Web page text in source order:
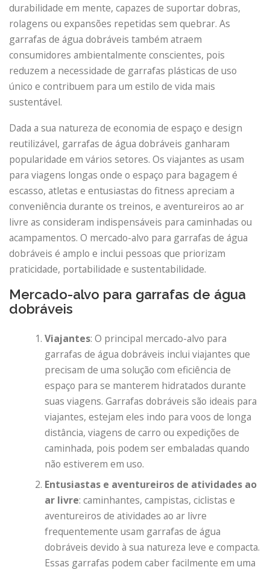
durabilidade em mente, capazes de suportar dobras,
rolagens ou expansões repetidas sem quebrar. As
garrafas de água dobráveis ​​também atraem
consumidores ambientalmente conscientes, pois
reduzem a necessidade de garrafas plásticas de uso
único e contribuem para um estilo de vida mais
sustentável.
Dada a sua natureza de economia de espaço e design
reutilizável, garrafas de água dobráveis ​​ganharam
popularidade em vários setores. Os viajantes as usam
para viagens longas onde o espaço para bagagem é
escasso, atletas e entusiastas do fitness apreciam a
conveniência durante os treinos, e aventureiros ao ar
livre as consideram indispensáveis ​​para caminhadas ou
acampamentos. O mercado-alvo para garrafas de água
dobráveis ​​é amplo e inclui pessoas que priorizam
praticidade, portabilidade e sustentabilidade.
Mercado-alvo para garrafas de água
dobráveis
Viajantes: O principal mercado-alvo para
garrafas de água dobráveis ​​inclui viajantes que
precisam de uma solução com eficiência de
espaço para se manterem hidratados durante
suas viagens. Garrafas dobráveis ​​são ideais para
viajantes, estejam eles indo para voos de longa
distância, viagens de carro ou expedições de
caminhada, pois podem ser embaladas quando
não estiverem em uso.
Entusiastas e aventureiros de atividades ao
ar livre: caminhantes, campistas, ciclistas e
aventureiros de atividades ao ar livre
frequentemente usam garrafas de água
dobráveis ​​devido à sua natureza leve e compacta.
Essas garrafas podem caber facilmente em uma